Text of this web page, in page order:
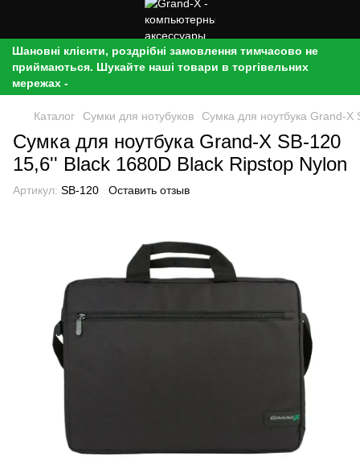
Шановні клієнти, роздрібні замовлення тимчасово не
приймаються. Шукайте наші товари в торгівельних
мережах -
Каталог Сумки для нотубуков Сумка для ноутбука Grand-
Сумка для ноутбука Grand-X SB-120
15,6'' Black 1680D Black Ripstop Nylon
Артикул: SB-120 Оставить отзыв